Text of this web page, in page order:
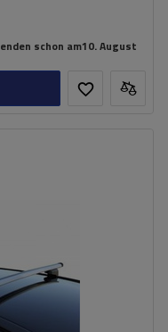
schon am10. August